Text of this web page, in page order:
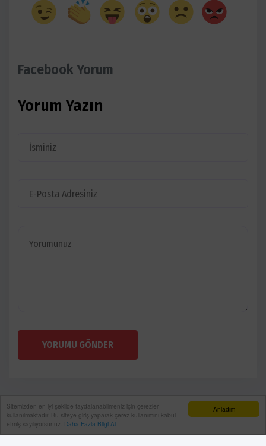
Anladım
Sitemizden en iyi şekilde faydalanabilmeniz için çerezler
kullanılmaktadır. Bu siteye giriş yaparak çerez kullanımını kabul
etmiş sayılıyorsunuz. Daha Fazla Bilgi Al
Facebook Yorum
Yorum Yazın
YORUMU GÖNDER